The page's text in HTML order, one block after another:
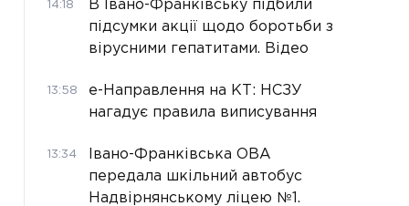
14:18
В Івано-Франківську підбили
підсумки акції щодо боротьби з
вірусними гепатитами. Відео
13:58
е-Направлення на КТ: НСЗУ
нагадує правила виписування
13:34
Івано-Франківська ОВА
передала шкільний автобус
Надвірнянському ліцею №1.